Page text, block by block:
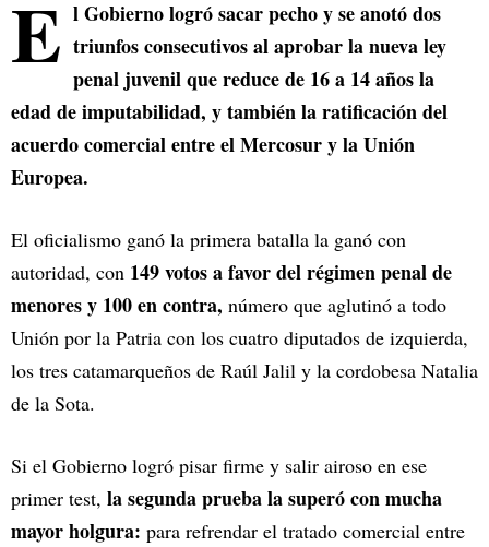
E l Gobierno logró sacar pecho y se anotó dos
triunfos consecutivos al aprobar la nueva ley
penal juvenil que reduce de 16 a 14 años la
edad de imputabilidad, y también la ratificación del
acuerdo comercial entre el Mercosur y la Unión
Europea.
El oficialismo ganó la primera batalla la ganó con
autoridad, con 149 votos a favor del régimen penal de
menores y 100 en contra, número que aglutinó a todo
Unión por la Patria con los cuatro diputados de izquierda,
los tres catamarqueños de Raúl Jalil y la cordobesa Natalia
de la Sota.
Si el Gobierno logró pisar firme y salir airoso en ese
primer test, la segunda prueba la superó con mucha
mayor holgura: para refrendar el tratado comercial entre